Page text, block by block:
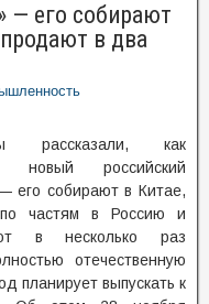
его собирают
в два
рассказали, как
новый российский
его собирают в Китае,
по частям в Россию и
в несколько раз
отечественную
планирует выпускать к